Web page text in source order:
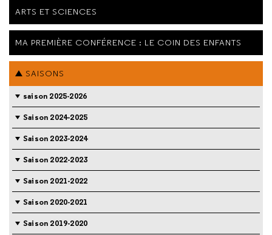
ARTS ET SCIENCES
MA PREMIÈRE CONFÉRENCE : LE COIN DES ENFANTS
SAISONS
saison 2025-2026
Saison 2024-2025
Saison 2023-2024
Saison 2022-2023
Saison 2021-2022
Saison 2020-2021
Saison 2019-2020